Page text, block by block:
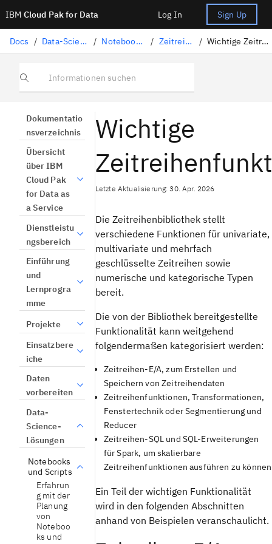
IBM Cloud Pak for Data Log In Sign Up
Docs / Data-Science-Lösungen / Notebooks und Scripts / Zeitreihenanalyse / Wichtige Zeitreihenfunktionalität
Informationen suchen
Dokumentatio
nsverzeichnis
Übersicht
über IBM
Cloud Pak
for Data as
a Service
Dienstleistu
ngsbereich
Einführung
und
Lernprogra
mme
Projekte
Einsatzbere
iche
Daten
vorbereiten
Data-
Science-
Lösungen
Notebooks
und Scripts
Erfahrun
g mit der
Planung
von
Noteboo
ks und
Wichtige
Letzte Aktualisierung: 30. Apr. 2026
Die Zeitreihenbibliothek stellt
verschiedene Funktionen für univariate,
multivariate und mehrfach
geschlüsselte Zeitreihen sowie
numerische und kategorische Typen
bereit.
Die von der Bibliothek bereitgestellte
Funktionalität kann weitgehend
folgendermaßen kategorisiert werden:
Zeitreihen-E/A, zum Erstellen und
Speichern von Zeitreihendaten
Zeitreihenfunktionen, Transformationen,
Fenstertechnik oder Segmentierung und
Reducer
Zeitreihen-SQL und SQL-Erweiterungen
für Spark, um skalierbare
Zeitreihenfunktionen ausführen zu können
Ein Teil der wichtigen Funktionalität
wird in den folgenden Abschnitten
anhand von Beispielen veranschaulicht.